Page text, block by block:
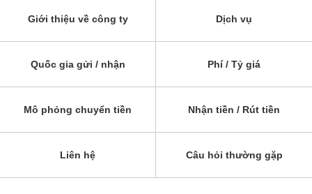
Giới thiệu về công ty Dịch vụ
Quốc gia gửi / nhận Phí / Tỷ giá
Mô phỏng chuyển tiền Nhận tiền / Rút tiền
Liên hệ Câu hỏi thường gặp